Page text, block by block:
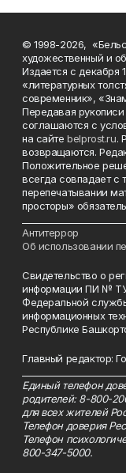
© 1998-2026,
художественный и
Издается с декабря
«литературных
современник»,
Передавая
соглашаются с
на сайтеbelprost.ru.
возвращаются.
Положительное
всегда совпадает с
перепечатывании
просторы»
Антитеррор
Об использовании
Свидетельство о
информации ПИ № ТУ
Федеральной
информационных
Республике
Главный редактор:
Единый телефон
родителей: 8-800-
для всех жителей
Телефон доверия
Телефон
800-347-5000.